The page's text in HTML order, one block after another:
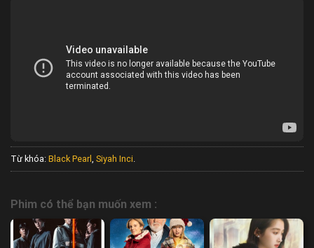
Từ khóa: Black Pearl Siyah Inci
Phim có thể bạn muốn xem :